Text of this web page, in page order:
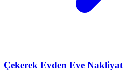
Çekerek Evden Eve Nakliyat